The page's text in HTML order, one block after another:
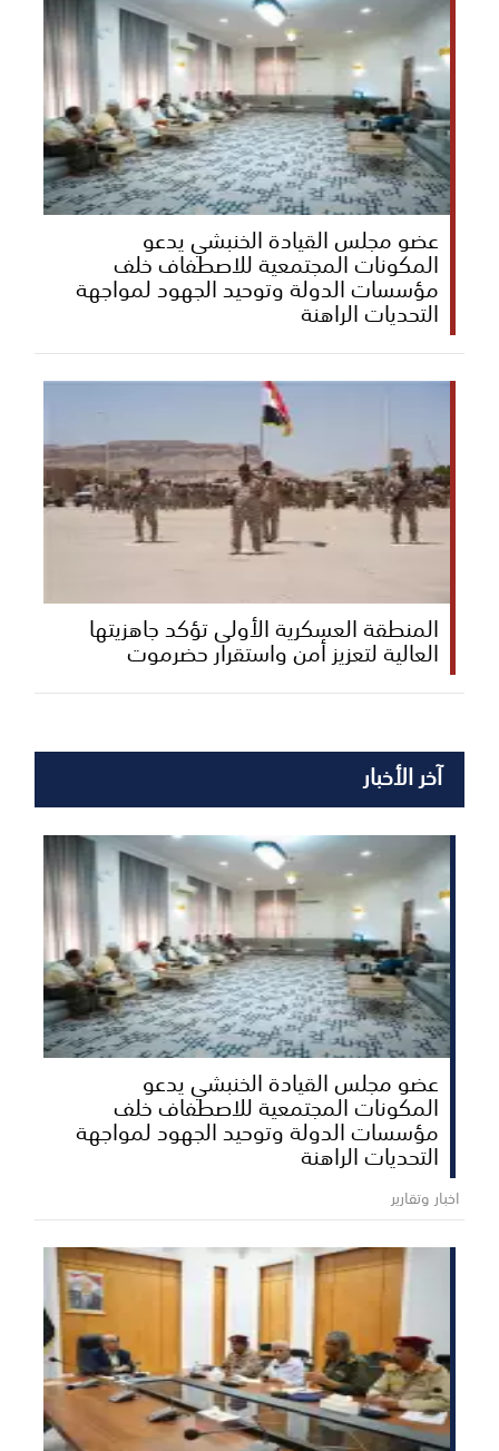
عضو مجلس القيادة الخنبشي يدعو
المكونات المجتمعية للاصطفاف خلف
مؤسسات الدولة وتوحيد الجهود لمواجهة
التحديات الراهنة
المنطقة العسكرية الأولى تؤكد جاهزيتها
العالية لتعزيز أمن واستقرار حضرموت
آخر الأخبار
عضو مجلس القيادة الخنبشي يدعو
المكونات المجتمعية للاصطفاف خلف
مؤسسات الدولة وتوحيد الجهود لمواجهة
التحديات الراهنة
اخبار وتقارير